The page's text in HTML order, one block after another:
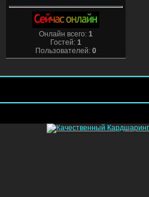
Онлайн всего: 1
Гостей: 1
Пользователей: 0